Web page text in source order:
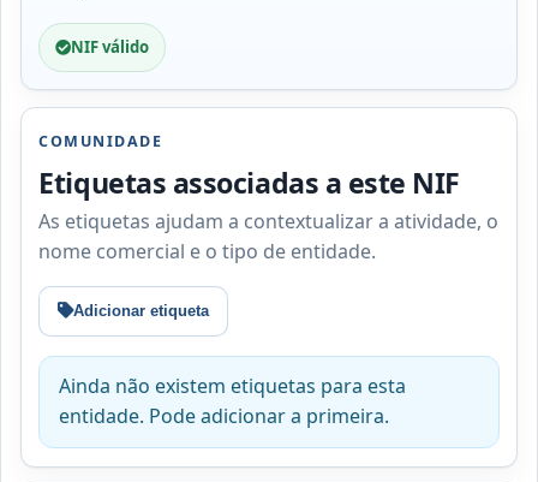
NIF válido
COMUNIDADE
Etiquetas associadas a este NIF
As etiquetas ajudam a contextualizar a atividade, o
nome comercial e o tipo de entidade.
Adicionar etiqueta
Ainda não existem etiquetas para esta
entidade. Pode adicionar a primeira.